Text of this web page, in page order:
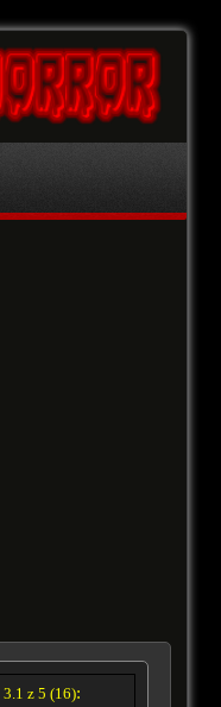
3.1 z 5 (16):